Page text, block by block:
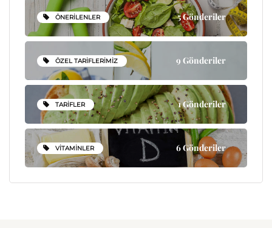
ÖNERILENLER 5 Gönderiler
ÖZEL TARIFLERIMIZ 9 Gönderiler
TARIFLER 1 Gönderiler
VITAMINLER 6 Gönderiler